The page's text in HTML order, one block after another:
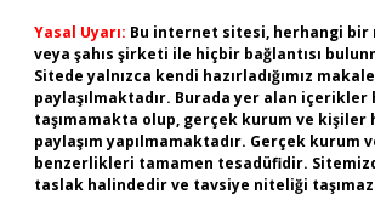
Yasal Uyarı: Bu internet sitesi, herhangi bir
veya şahıs şirketi ile hiçbir bağlantısı
Sitede yalnızca kendi hazırladığımız
paylaşılmaktadır. Burada yer alan
taşımamakta olup, gerçek kurum ve kişiler
paylaşım yapılmamaktadır. Gerçek kurum
benzerlikleri tamamen tesadüfidir.
taslak halindedir ve tavsiye niteliği